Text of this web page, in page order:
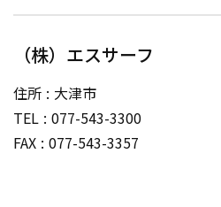
（株）エスサーフ
住所
大津市
TEL 077-543-3300
FAX 077-543-3357